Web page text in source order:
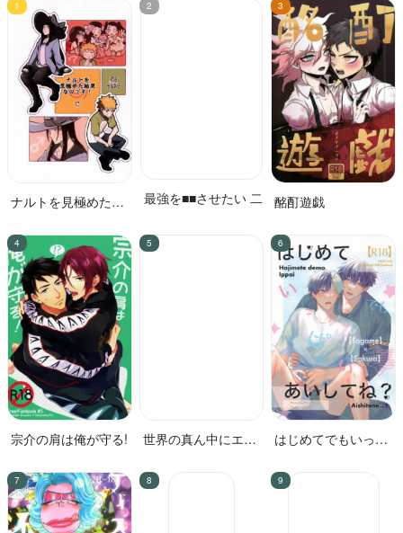
ナルトを見極めた結
最強を■■させたい 二 酩酊遊戯
宗介の肩は俺が守る!
世界の真ん中にエス
はじめてでもいっぱ